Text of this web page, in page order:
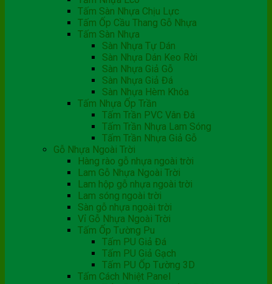
Tấm Sàn Nhựa Chịu Lực
Tấm Ốp Cầu Thang Gỗ Nhựa
Tấm Sàn Nhựa
Sàn Nhựa Tự Dán
Sàn Nhựa Dán Keo Rời
Sàn Nhựa Giả Gỗ
Sàn Nhựa Giả Đá
Sàn Nhựa Hèm Khóa
Tấm Nhựa Ốp Trần
Tấm Trần PVC Vân Đá
Tấm Trần Nhựa Lam Sóng
Tấm Trần Nhựa Giả Gỗ
Gỗ Nhựa Ngoài Trời
Hàng rào gỗ nhựa ngoài trời
Lam Gỗ Nhựa Ngoài Trời
Lam hộp gỗ nhựa ngoài trời
Lam sóng ngoài trời
Sàn gỗ nhựa ngoài trời
Vỉ Gỗ Nhựa Ngoài Trời
Tấm Ốp Tường Pu
Tấm PU Giả Đá
Tấm PU Giả Gạch
Tấm PU Ốp Tường 3D
Tấm Cách Nhiệt Panel